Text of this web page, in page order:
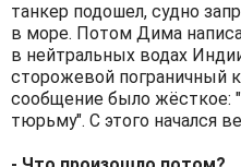
танкер подошел, судно
в море. Потом Дима
в нейтральных водах
сторожевой пограничный
сообщение было жёсткое:
тюрьму". С этого начался